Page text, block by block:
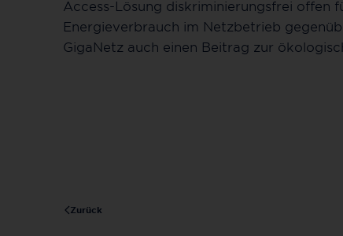
Access-Lösung diskriminierungsfrei offen
Energieverbrauch im Netzbetrieb
GigaNetz auch einen Beitrag zur
Zurück